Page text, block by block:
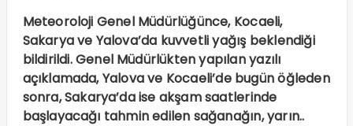
Meteoroloji Genel Müdürlüğünce, Kocaeli,
Sakarya ve Yalova’da kuvvetli yağış beklendiği
bildirildi. Genel Müdürlükten yapılan yazılı
açıklamada, Yalova ve Kocaeli’de bugün öğleden
sonra, Sakarya’da ise akşam saatlerinde
başlayacağı tahmin edilen sağanağın, yarın..